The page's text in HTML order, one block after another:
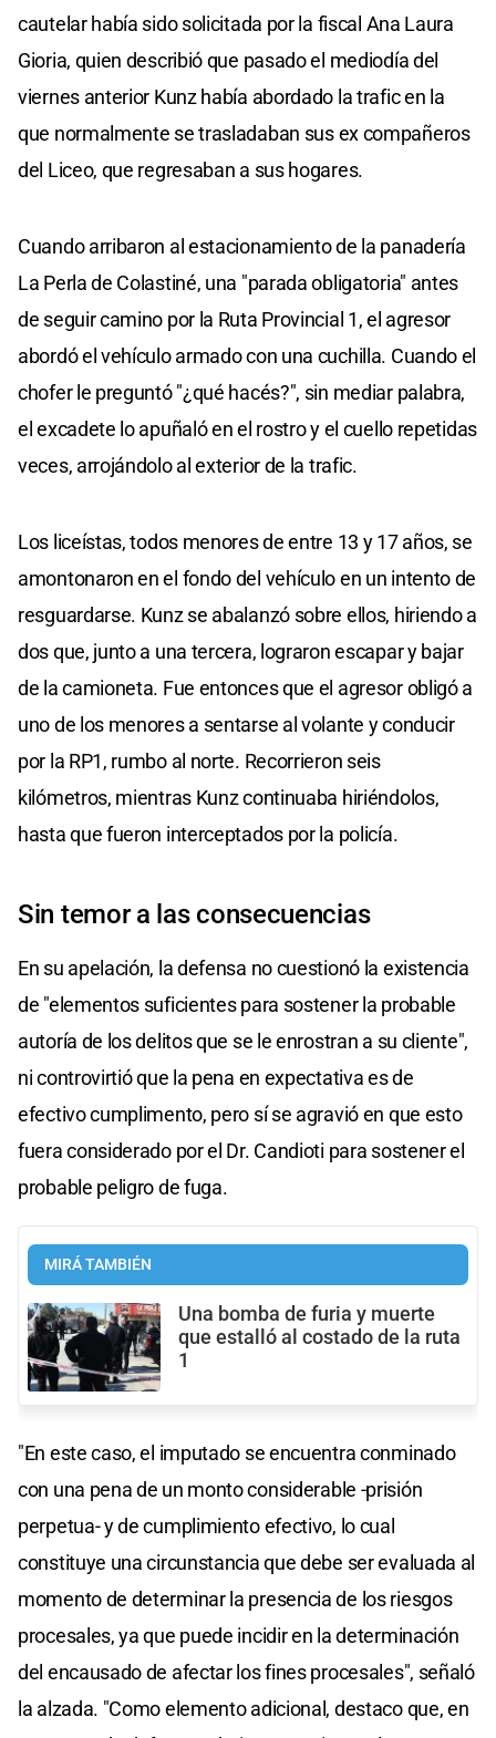
cautelar había sido solicitada por la fiscal Ana Laura
Gioria, quien describió que pasado el mediodía del
viernes anterior Kunz había abordado la trafic en la
que normalmente se trasladaban sus ex compañeros
del Liceo, que regresaban a sus hogares.
Cuando arribaron al estacionamiento de la panadería
La Perla de Colastiné, una "parada obligatoria" antes
de seguir camino por la Ruta Provincial 1, el agresor
abordó el vehículo armado con una cuchilla. Cuando el
chofer le preguntó "¿qué hacés?", sin mediar palabra,
el excadete lo apuñaló en el rostro y el cuello repetidas
veces, arrojándolo al exterior de la trafic.
Los liceístas, todos menores de entre 13 y 17 años, se
amontonaron en el fondo del vehículo en un intento de
resguardarse. Kunz se abalanzó sobre ellos, hiriendo a
dos que, junto a una tercera, lograron escapar y bajar
de la camioneta. Fue entonces que el agresor obligó a
uno de los menores a sentarse al volante y conducir
por la RP1, rumbo al norte. Recorrieron seis
kilómetros, mientras Kunz continuaba hiriéndolos,
hasta que fueron interceptados por la policía.
Sin temor a las consecuencias
En su apelación, la defensa no cuestionó la existencia
de "elementos suficientes para sostener la probable
autoría de los delitos que se le enrostran a su cliente",
ni controvirtió que la pena en expectativa es de
efectivo cumplimento, pero sí se agravió en que esto
fuera considerado por el Dr. Candioti para sostener el
probable peligro de fuga.
MIRÁ TAMBIÉN
Una bomba de furia y muerte
que estalló al costado de la ruta
1
"En este caso, el imputado se encuentra conminado
con una pena de un monto considerable -prisión
perpetua- y de cumplimiento efectivo, lo cual
constituye una circunstancia que debe ser evaluada al
momento de determinar la presencia de los riesgos
procesales, ya que puede incidir en la determinación
del encausado de afectar los fines procesales", señaló
la alzada. "Como elemento adicional, destaco que, en